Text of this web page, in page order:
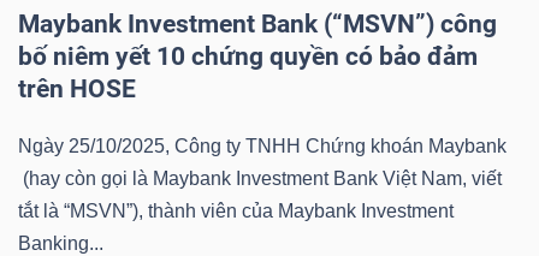
Maybank Investment Bank (“MSVN”) công
bố niêm yết 10 chứng quyền có bảo đảm
trên HOSE
Ngày 25/10/2025, Công ty TNHH Chứng khoán Maybank
(hay còn gọi là Maybank Investment Bank Việt Nam, viết
tắt là “MSVN”), thành viên của Maybank Investment
Banking...
(-)
VS-
SECTOR